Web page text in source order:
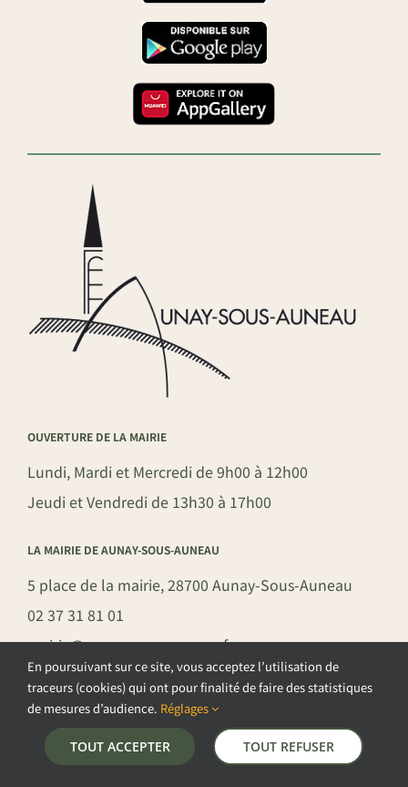
OUVERTURE DE LA MAIRIE
Lundi, Mardi et Mercredi de 9h00 à 12h00
Jeudi et Vendredi de 13h30 à 17h00
LA MAIRIE DE AUNAY-SOUS-AUNEAU
5 place de la mairie, 28700 Aunay-Sous-Auneau
02 37 31 81 01
mairie@aunay-sous-auneau.fr
©COPYRIGHT 2026 – COMMUNE DE AUNAY-SOUS-AUNEAU –
POLITIQUE DE CONFIDENTIALITÉ
GESTION DES COOKIES
–
En poursuivant sur ce site, vous acceptez l’utilisation de
traceurs (cookies) qui ont pour finalité de faire des statistiques
de mesures d’audience. Réglages
TOUT ACCEPTER TOUT REFUSER